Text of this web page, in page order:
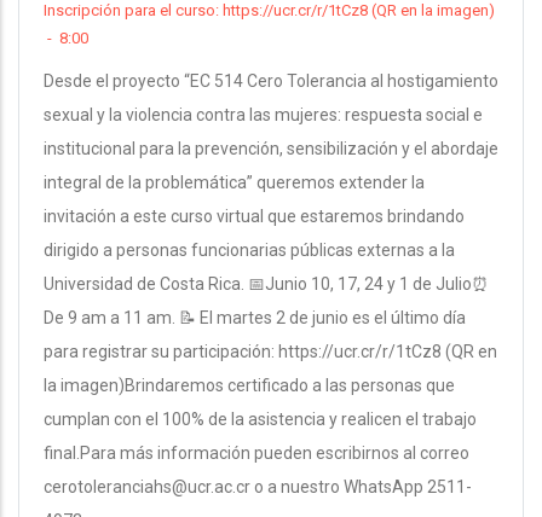
Inscripción para el curso: https://ucr.cr/r/1tCz8 (QR en la imagen)
- 8:00
Desde el proyecto “EC 514 Cero Tolerancia al hostigamiento
sexual y la violencia contra las mujeres: respuesta social e
institucional para la prevención, sensibilización y el abordaje
integral de la problemática” queremos extender la
invitación a este curso virtual que estaremos brindando
dirigido a personas funcionarias públicas externas a la
Universidad de Costa Rica. 📅Junio 10, 17, 24 y 1 de Julio⏰
De 9 am a 11 am. 📝 El martes 2 de junio es el último día
para registrar su participación: https://ucr.cr/r/1tCz8 (QR en
la imagen)Brindaremos certificado a las personas que
cumplan con el 100% de la asistencia y realicen el trabajo
final.Para más información pueden escribirnos al correo
cerotoleranciahs@ucr.ac.cr o a nuestro WhatsApp 2511-